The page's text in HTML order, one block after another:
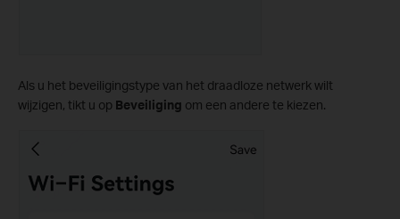
Als u het beveiligingstype van het draadloze netwerk wilt
wijzigen, tikt u op Beveiliging om een andere te kiezen.